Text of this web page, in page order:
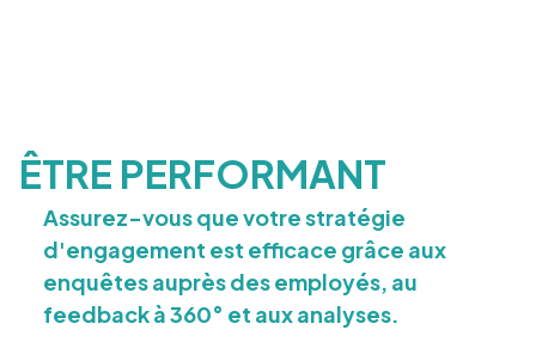
ÊTRE PERFORMANT
Assurez-vous que votre stratégie
d'engagement est efficace grâce aux
enquêtes auprès des employés, au
feedback à 360° et aux analyses.